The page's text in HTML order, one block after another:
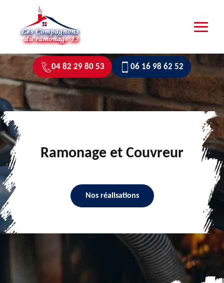
04 82 29 80 53 06 16 98 62 52
Ramonage et Couvreur
Nos réalisations